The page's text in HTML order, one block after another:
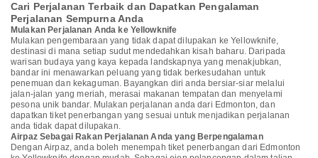
Cari Perjalanan Terbaik dan Dapatkan Pengalaman
Perjalanan Sempurna Anda
Mulakan Perjalanan Anda ke Yellowknife
Mulakan pengembaraan yang tidak dapat dilupakan ke Yellowknife,
destinasi di mana setiap sudut mendedahkan kisah baharu. Daripada
warisan budaya yang kaya kepada landskapnya yang menakjubkan,
bandar ini menawarkan peluang yang tidak berkesudahan untuk
penemuan dan kekaguman. Bayangkan diri anda bersiar-siar melalui
jalan-jalan yang meriah, merasai makanan tempatan dan menyelami
pesona unik bandar. Mulakan perjalanan anda dari Edmonton, dan
dapatkan tiket penerbangan yang sesuai untuk menjadikan perjalanan
anda tidak dapat dilupakan.
Airpaz Sebagai Rakan Perjalanan Anda yang Berpengalaman
Dengan Airpaz, anda boleh menempah tiket penerbangan dari Edmonton